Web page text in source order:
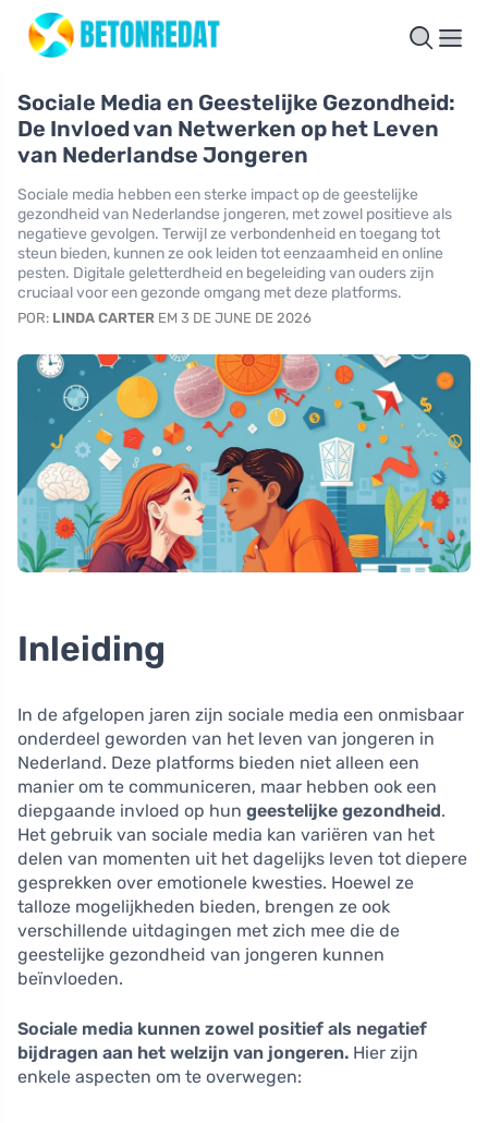
Sociale Media en Geestelijke Gezondheid:
De Invloed van Netwerken op het Leven
van Nederlandse Jongeren
Sociale media hebben een sterke impact op de geestelijke
gezondheid van Nederlandse jongeren, met zowel positieve als
negatieve gevolgen. Terwijl ze verbondenheid en toegang tot
steun bieden, kunnen ze ook leiden tot eenzaamheid en online
pesten. Digitale geletterdheid en begeleiding van ouders zijn
cruciaal voor een gezonde omgang met deze platforms.
POR: LINDA CARTER EM 3 DE JUNE DE 2026
Inleiding
In de afgelopen jaren zijn sociale media een onmisbaar
onderdeel geworden van het leven van jongeren in
Nederland. Deze platforms bieden niet alleen een
manier om te communiceren, maar hebben ook een
diepgaande invloed op hun geestelijke gezondheid.
Het gebruik van sociale media kan variëren van het
delen van momenten uit het dagelijks leven tot diepere
gesprekken over emotionele kwesties. Hoewel ze
talloze mogelijkheden bieden, brengen ze ook
verschillende uitdagingen met zich mee die de
geestelijke gezondheid van jongeren kunnen
beïnvloeden.
Sociale media kunnen zowel positief als negatief
bijdragen aan het welzijn van jongeren. Hier zijn
enkele aspecten om te overwegen: